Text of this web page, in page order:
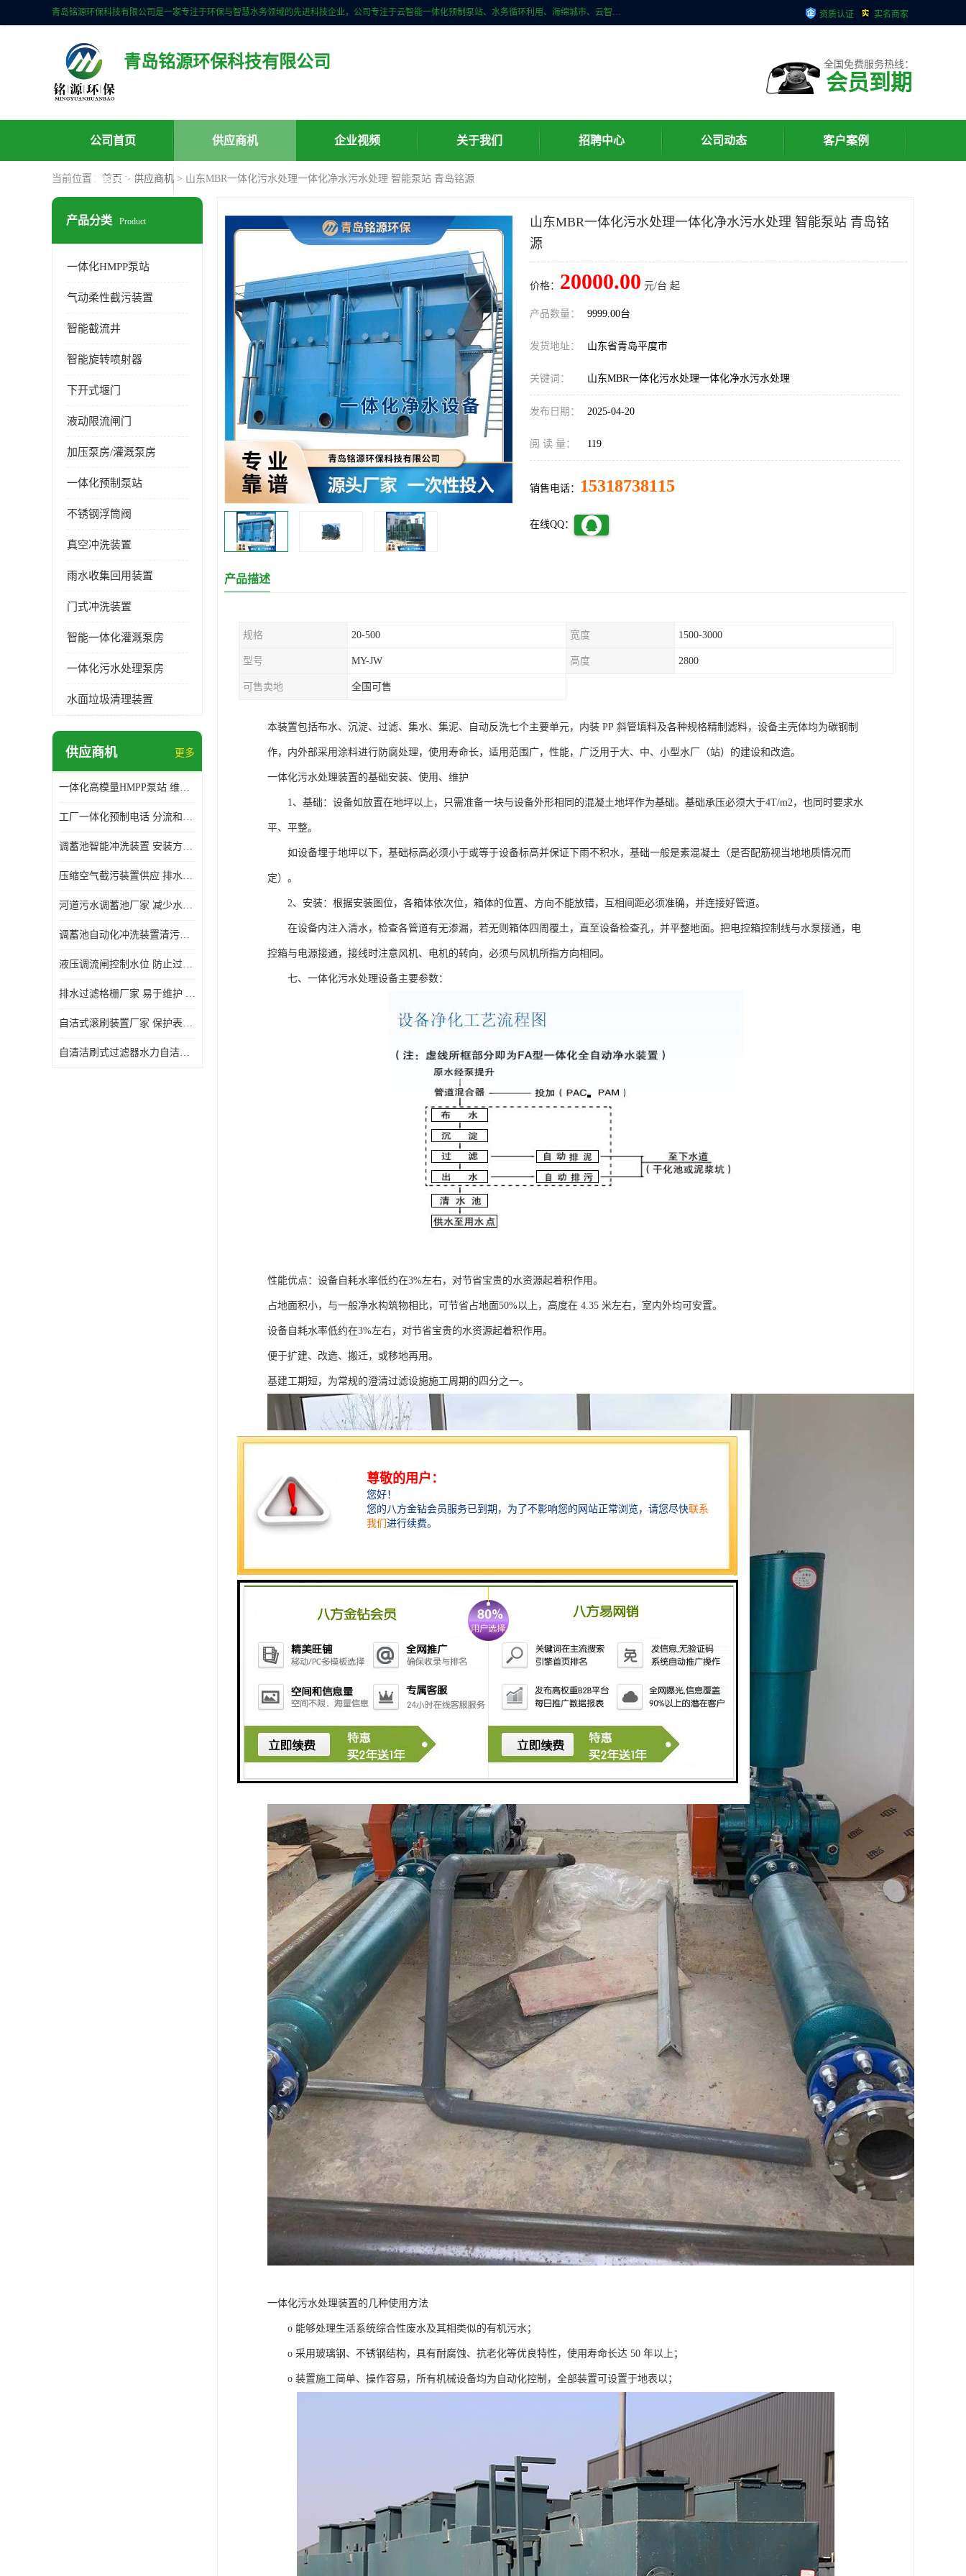
青岛铭源环保科技有限公司是一家专注于环保与智慧水务领域的先进科技企业，公司专注于云智能一体化预制泵站、水务循环利用、海绵城市、云智慧水务开发及新型环保技术研发等领域。铭源环保以为客户提供优质产品、专业技术服务为己任。为客户提供量身定制方案，提供多种配置方案满足实际使用要求。严控供货周期，并提供高标准后期维护。以环保为己任，视质量如生命，以技术做先导，靠诚信赢客户。 资质认证 实名商家
青岛铭源环保科技有限公司 全国免费服务热线：
会员到期
公司首页 供应商机 企业视频 关于我们 招聘中心 公司动态 客户案例
联系方式
当前位置： 首页 > 供应商机 > 山东MBR一体化污水处理一体化净水污水处理 智能泵站 青岛铭源
产品分类 Product
一体化HMPP泵站
气动柔性截污装置
智能截流井
智能旋转喷射器
下开式堰门
液动限流闸门
加压泵房/灌溉泵房
一体化预制泵站
不锈钢浮筒阀
真空冲洗装置
雨水收集回用装置
门式冲洗装置
智能一体化灌溉泵房
一体化污水处理泵房
水面垃圾清理装置
供应商机 更多
一体化高模量HMPP泵站 维护方便 实现远距离输送
工厂一体化预制电话 分流和调节 可以截留固体废物
调蓄池智能冲洗装置 安装方便 多种喷洒模式
压缩空气截污装置供应 排水功能 控制地下水位的升降
河道污水调蓄池厂家 减少水污染 防止异味和污染
调蓄池自动化冲洗装置清污装置 维护方便 节约水资源
液压调流闸控制水位 防止过载 适应流量变化的要求
排水过滤格栅厂家 易于维护 保持栅条通畅
自洁式滚刷装置厂家 保护表面 节省能源
自清洁刷式过滤器水力自洁式滚刷 重量轻 使用寿命长
山东MBR一体化污水处理一体化净水污水处理 智能泵站 青岛铭
源
价格： 20000.00 元/台 起
产品数量： 9999.00台
发货地址： 山东省青岛平度市
关键词： 山东MBR一体化污水处理一体化净水污水处理
发布日期： 2025-04-20
阅 读 量： 119
销售电话： 15318738115
在线QQ：
产品描述
规格 20-500 宽度 1500-3000
型号 MY-JW 高度 2800
可售卖地 全国可售
本装置包括布水、沉淀、过滤、集水、集泥、自动反洗七个主要单元，内装 PP 斜管填料及各种规格精制滤料，设备主壳体均为碳钢制
作，内外部采用涂料进行防腐处理，使用寿命长，适用范围广，性能，广泛用于大、中、小型水厂（站）的建设和改造。
一体化污水处理装置的基础安装、使用、维护
1、基础：设备如放置在地坪以上，只需准备一块与设备外形相同的混凝土地坪作为基础。基础承压必须大于4T/m2，也同时要求水
平、平整。
如设备埋于地坪以下，基础标高必须小于或等于设备标高并保证下雨不积水，基础一般是素混凝土（是否配筋视当地地质情况而
定）。
2、安装：根据安装图位，各箱体依次位，箱体的位置、方向不能放错，互相间距必须准确，并连接好管道。
在设备内注入清水，检查各管道有无渗漏，若无则箱体四周覆土，直至设备检查孔，并平整地面。把电控箱控制线与水泵接通，电
控箱与电源接通，接线时注意风机、电机的转向，必须与风机所指方向相同。
七、一体化污水处理设备主要参数：
性能优点：设备自耗水率低约在3%左右，对节省宝贵的水资源起着积作用。
占地面积小，与一般净水构筑物相比，可节省占地面50%以上，高度在 4.35 米左右，室内外均可安置。
设备自耗水率低约在3%左右，对节省宝贵的水资源起着积作用。
便于扩建、改造、搬迁，或移地再用。
基建工期短，为常规的澄清过滤设施施工周期的四分之一。
一体化污水处理装置的几种使用方法
o 能够处理生活系统综合性废水及其相类似的有机污水；
o 采用玻璃钢、不锈钢结构，具有耐腐蚀、抗老化等优良特性，使用寿命长达 50 年以上；
o 装置施工简单、操作容易，所有机械设备均为自动化控制，全部装置可设置于地表以；